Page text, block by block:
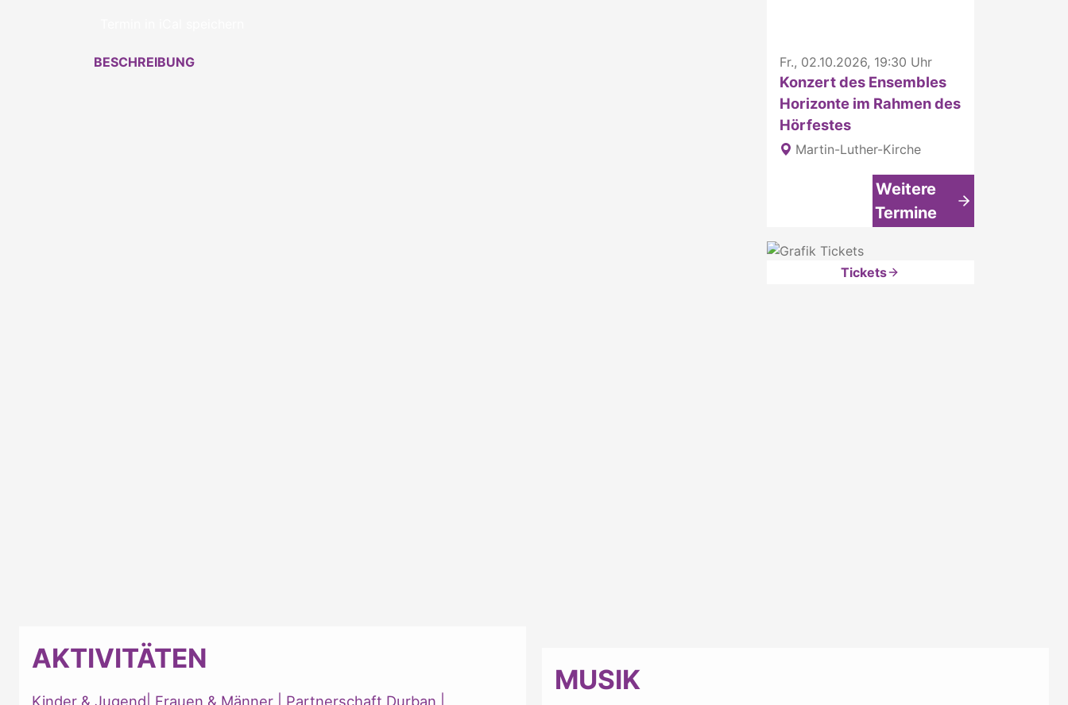
BESCHREIBUNG Fr., 02.10.2026, 19:30 Uhr
Konzert des Ensembles
Horizonte im Rahmen des
Hörfestes
Martin-Luther-Kirche
Weitere
Termine
Tickets
AKTIVITÄTEN
Kinder & Jugend Frauen & Männer Partnerschaft Durban
MUSIK